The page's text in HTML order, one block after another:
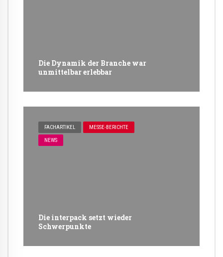
Die Dynamik der Branche war
unmittelbar erlebbar
FACHARTIKEL MESSE-BERICHTE
NEWS
Die interpack setzt wieder
Schwerpunkte